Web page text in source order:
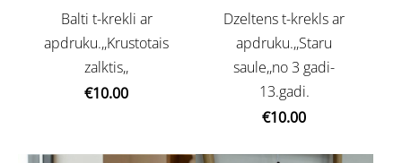
Balti t-krekli ar
apdruku.,,Krustotais
zalktis,,
€10.00
Dzeltens t-krekls ar
apdruku.,,Staru
saule,,no 3 gadi-
13.gadi.
€10.00